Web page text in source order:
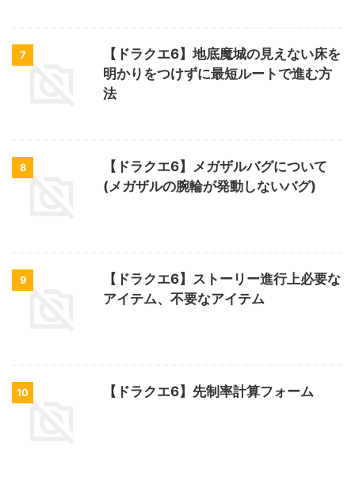
7
【ドラクエ6】地底魔城の見えない床を
明かりをつけずに最短ルートで進む方
法
8
【ドラクエ6】メガザルバグについて
(メガザルの腕輪が発動しないバグ)
9
【ドラクエ6】ストーリー進行上必要な
アイテム、不要なアイテム
10 【ドラクエ6】先制率計算フォーム